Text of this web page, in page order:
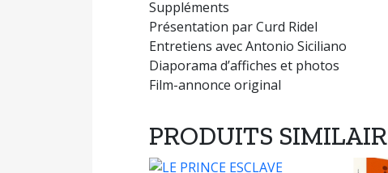
Suppléments
Présentation par Curd Ridel
Entretiens avec Antonio Siciliano
Diaporama d’affiches et photos
Film-annonce original
PRODUITS